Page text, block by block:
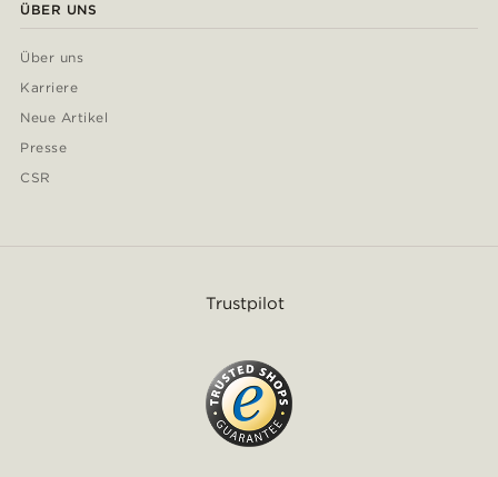
ÜBER UNS
Über uns
Karriere
Neue Artikel
Presse
CSR
Trustpilot